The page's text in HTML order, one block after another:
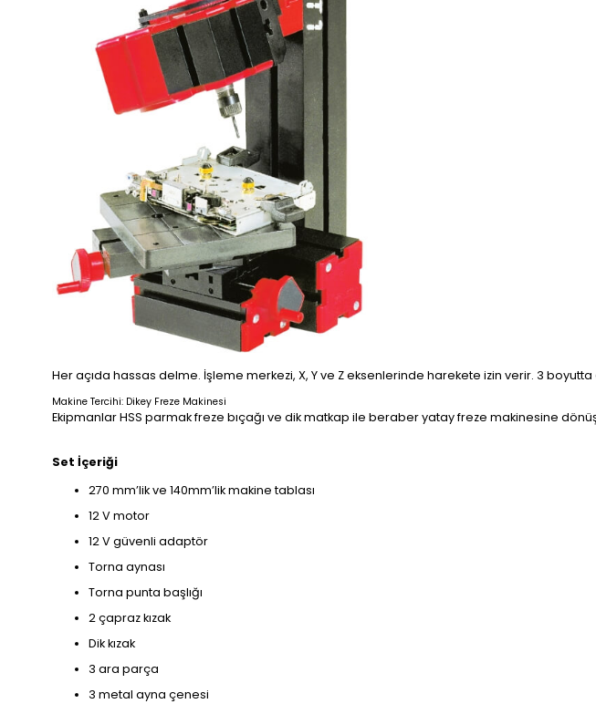
Her açıda hassas delme. İşleme merkezi, X, Y ve Z eksenlerinde harekete izin verir. 3 boyutta
Makine Tercihi: Dikey Freze Makinesi
Ekipmanlar HSS parmak freze bıçağı ve dik matkap ile beraber yatay freze makinesine
Set İçeriği
270 mm’lik ve 140mm’lik makine tablası
12 V motor
12 V güvenli adaptör
Torna aynası
Torna punta başlığı
2 çapraz kızak
Dik kızak
3 ara parça
3 metal ayna çenesi